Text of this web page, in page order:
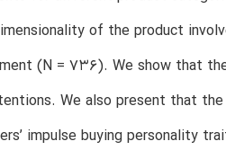
of the product
(N = 736). We show that
We also present that
impulse buying personality